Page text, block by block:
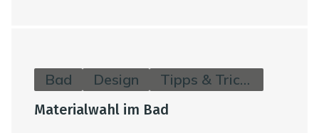
Bad Design Tipps & Tricks
Materialwahl im Bad